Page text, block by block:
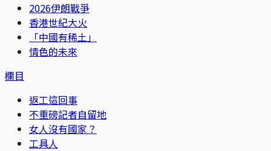
2026伊朗戰爭
香港世紀大火
「中國有稀土」
情色的未來
欄目
返工這回事
不重磅記者自留地
女人沒有國家？
工具人